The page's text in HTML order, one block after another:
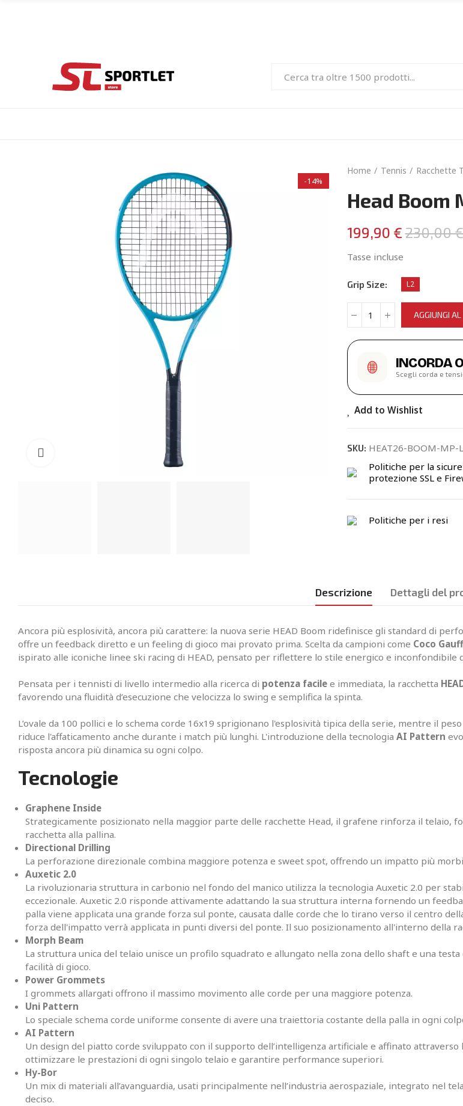
-14%
Home Tennis Racchette
Head Boom
199,90 €230,00 €
Tasse incluse
Grip Size L2
AGGIUNGI AL
INCORDA
Scegli corda e
Add to Wishlist
SKU: HEAT26-BOOM-MP-
Politiche per la
protezione SSL e
Politiche per i resi
Descrizione Dettagli del
Ancora più esplosività, ancora più carattere: la nuova serie HEAD Boom ridefinisce gli standard di
offre un feedback diretto e un feeling di gioco mai provato prima. Scelta da campioni come Coco Gauff
ispirato alle iconiche linee ski racing di HEAD, pensato per riflettere lo stile energico e inconfondibile
Pensata per i tennisti di livello intermedio alla ricerca di potenza facile e immediata, la racchetta
favorendo una fluidità d’esecuzione che velocizza lo swing e semplifica la spinta.
L’ovale da 100 pollici e lo schema corde 16x19 sprigionano l'esplosività tipica della serie, mentre il
riduce l'affaticamento anche durante i match più lunghi. L'introduzione della tecnologia AI Pattern
risposta ancora più dinamica su ogni colpo.
Tecnologie
Graphene Inside
Strategicamente posizionato nella maggior parte delle racchette Head, il grafene rinforza il telaio,
racchetta alla pallina.
Directional Drilling
La perforazione direzionale combina maggiore potenza e sweet spot, offrendo un impatto più
Auxetic 2.0
La rivoluzionaria struttura in carbonio nel fondo del manico utilizza la tecnologia Auxetic 2.0 per
eccezionale. Auxetic 2.0 risponde attivamente adattando la sua struttura interna fornendo un
palla viene applicata una grande forza sul ponte, causata dalle corde che lo tirano verso il centro
forza dell'impatto verrà applicata in punti diversi del ponte. Il suo posizionamento all'interno della
Morph Beam
La struttura unica del telaio unisce un profilo squadrato e allungato nella zona dello shaft e una
facilità di gioco.
Power Grommets
I grommets allargati offrono il massimo movimento alle corde per una maggiore potenza.
Uni Pattern
Lo speciale schema corde uniforme consente di avere una traiettoria costante della palla in ogni
AI Pattern
Un design del piatto corde sviluppato con il supporto dell’intelligenza artificiale e affinato
ottimizzare le prestazioni di ogni singolo telaio e garantire performance superiori.
Hy-Bor
Un mix di materiali all’avanguardia, usati principalmente nell’industria aerospaziale, integrato nel
deciso.